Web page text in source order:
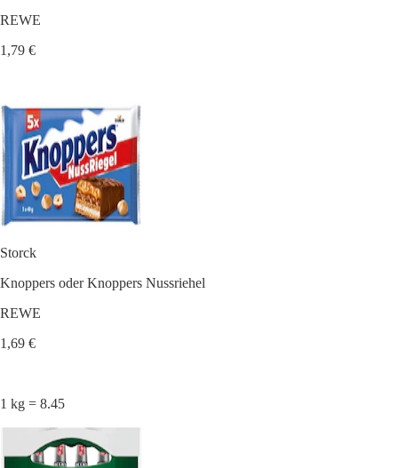
REWE
1,79 €
Storck
Knoppers oder Knoppers Nussriehel
REWE
1,69 €
1 kg = 8.45